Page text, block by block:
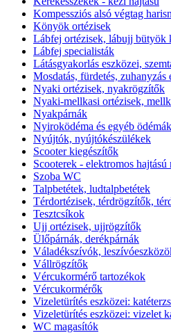
Kompessziós alsó végtag
Könyök ortézisek
Lábfej ortézisek, lábujj bütyök
Lábfej specialisták
Látásgyakorlás eszközei,
Mosdatás, fürdetés, zuhanyzás
Nyaki ortézisek, nyakrögzítők
Nyaki-mellkasi ortézisek,
Nyakpárnák
Nyiroködéma és egyéb
Nyújtók, nyújtókészülékek
Scooter kiegészítők
Scooterek - elektromos
Szoba WC
Talpbetétek, ludtalpbetétek
Térdortézisek, térdrögzítők,
Tesztcsíkok
Ujj ortézisek, ujjrögzítők
Ülőpárnák, derékpárnák
Váladékszívók,
Vállrögzítők
Vércukormérő tartozékok
Vércukormérők
Vizeletürítés eszközei:
Vizeletürítés eszközei: vizelet
WC magasítók